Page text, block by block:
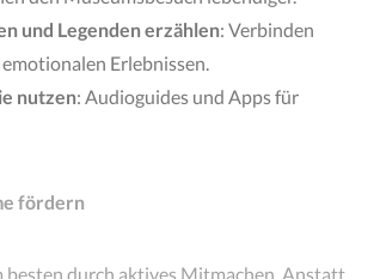
und Legenden erzählen: Verbinden
Erlebnissen.
nutzen: Audioguides und Apps für
fördern
besten durch aktives Mitmachen. Anstatt